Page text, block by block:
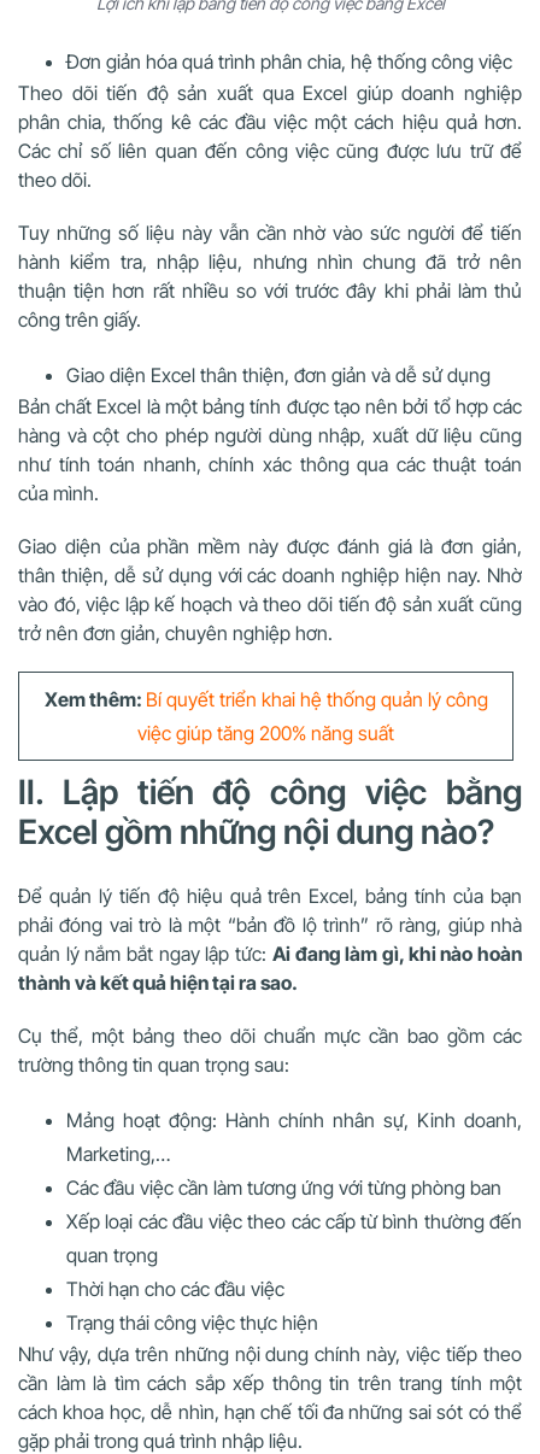
Đơn giản hóa quá trình phân chia, hệ thống công việc
Theo dõi tiến độ sản xuất qua Excel giúp doanh nghiệp
phân chia, thống kê các đầu việc một cách hiệu quả hơn.
Các chỉ số liên quan đến công việc cũng được lưu trữ để
theo dõi.
Tuy những số liệu này vẫn cần nhờ vào sức người để tiến
hành kiểm tra, nhập liệu, nhưng nhìn chung đã trở nên
thuận tiện hơn rất nhiều so với trước đây khi phải làm thủ
công trên giấy.
Giao diện Excel thân thiện, đơn giản và dễ sử dụng
Bản chất Excel là một bảng tính được tạo nên bởi tổ hợp các
hàng và cột cho phép người dùng nhập, xuất dữ liệu cũng
như tính toán nhanh, chính xác thông qua các thuật toán
của mình.
Giao diện của phần mềm này được đánh giá là đơn giản,
thân thiện, dễ sử dụng với các doanh nghiệp hiện nay. Nhờ
vào đó, việc lập kế hoạch và theo dõi tiến độ sản xuất cũng
trở nên đơn giản, chuyên nghiệp hơn.
Xem thêm: Bí quyết triển khai hệ thống quản lý công
việc giúp tăng 200% năng suất
II. Lập tiến độ công việc bằng
Excel gồm những nội dung nào?
Để quản lý tiến độ hiệu quả trên Excel, bảng tính của bạn
phải đóng vai trò là một “bản đồ lộ trình” rõ ràng, giúp nhà
quản lý nắm bắt ngay lập tức: Ai đang làm gì, khi nào hoàn
thành và kết quả hiện tại ra sao.
Cụ thể, một bảng theo dõi chuẩn mực cần bao gồm các
trường thông tin quan trọng sau:
Mảng hoạt động: Hành chính nhân sự, Kinh doanh,
Marketing,…
Các đầu việc cần làm tương ứng với từng phòng ban
Xếp loại các đầu việc theo các cấp từ bình thường đến
quan trọng
Thời hạn cho các đầu việc
Trạng thái công việc thực hiện
Như vậy, dựa trên những nội dung chính này, việc tiếp theo
cần làm là tìm cách sắp xếp thông tin trên trang tính một
cách khoa học, dễ nhìn, hạn chế tối đa những sai sót có thể
gặp phải trong quá trình nhập liệu.